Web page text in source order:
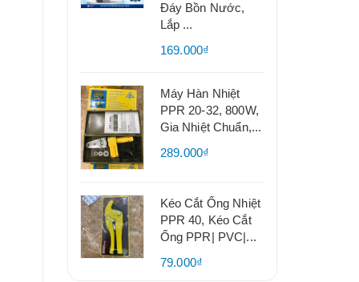
Đáy Bồn Nước,
Lắp ...
169.000₫
Máy Hàn Nhiệt
PPR 20-32, 800W,
Gia Nhiệt Chuẩn,...
289.000₫
Kéo Cắt Ống Nhiệt
PPR 40, Kéo Cắt
Ống PPR| PVC|...
79.000₫